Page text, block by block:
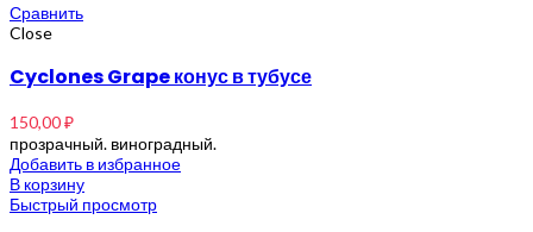
Сравнить
Close
Cyclones Grape конус в тубусе
150,00₽
прозрачный. виноградный.
Добавить в избранное
В корзину
Быстрый просмотр